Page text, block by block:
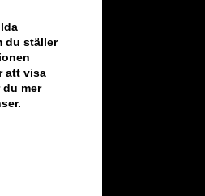
du ställer
att visa
mer